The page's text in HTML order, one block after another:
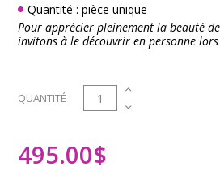
Quantité : pièce unique
Pour apprécier pleinement la beauté
invitons à le découvrir en personne lors
QUANTITÉ : 1
495.00$